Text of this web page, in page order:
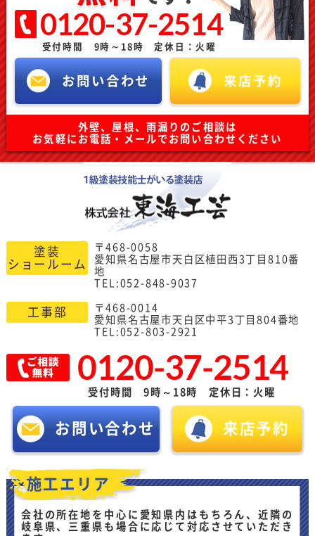
0120-37-2514
受付時間 9時～18時 定休日：火曜
お問い合わせ 来店予約
外壁、屋根、雨漏りのご相談は
お気軽にお電話・メールでお問い合わせください
塗装
ショールーム
〒468-0058
愛知県名古屋市天白区植田西3丁目810番
地
TEL:052-848-9037
工事部
〒468-0014
愛知県名古屋市天白区中平3丁目804番地
TEL:052-803-2921
0120-37-2514
受付時間 9時～18時 定休日：火曜
お問い合わせ 来店予約
施工エリア
会社の所在地を中心に愛知県内はもちろん、近隣の
岐阜県、三重県も場合に応じて対応させていただき